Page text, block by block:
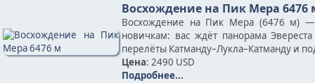
Восхождение на Пик Мера 6476
Восхождение на Пик Мера (6476 м) —
новичкам: вас ждёт панорама
перелёты Катманду–Лукла–Катманду и
Цена: 2490 USD
Подробнее...